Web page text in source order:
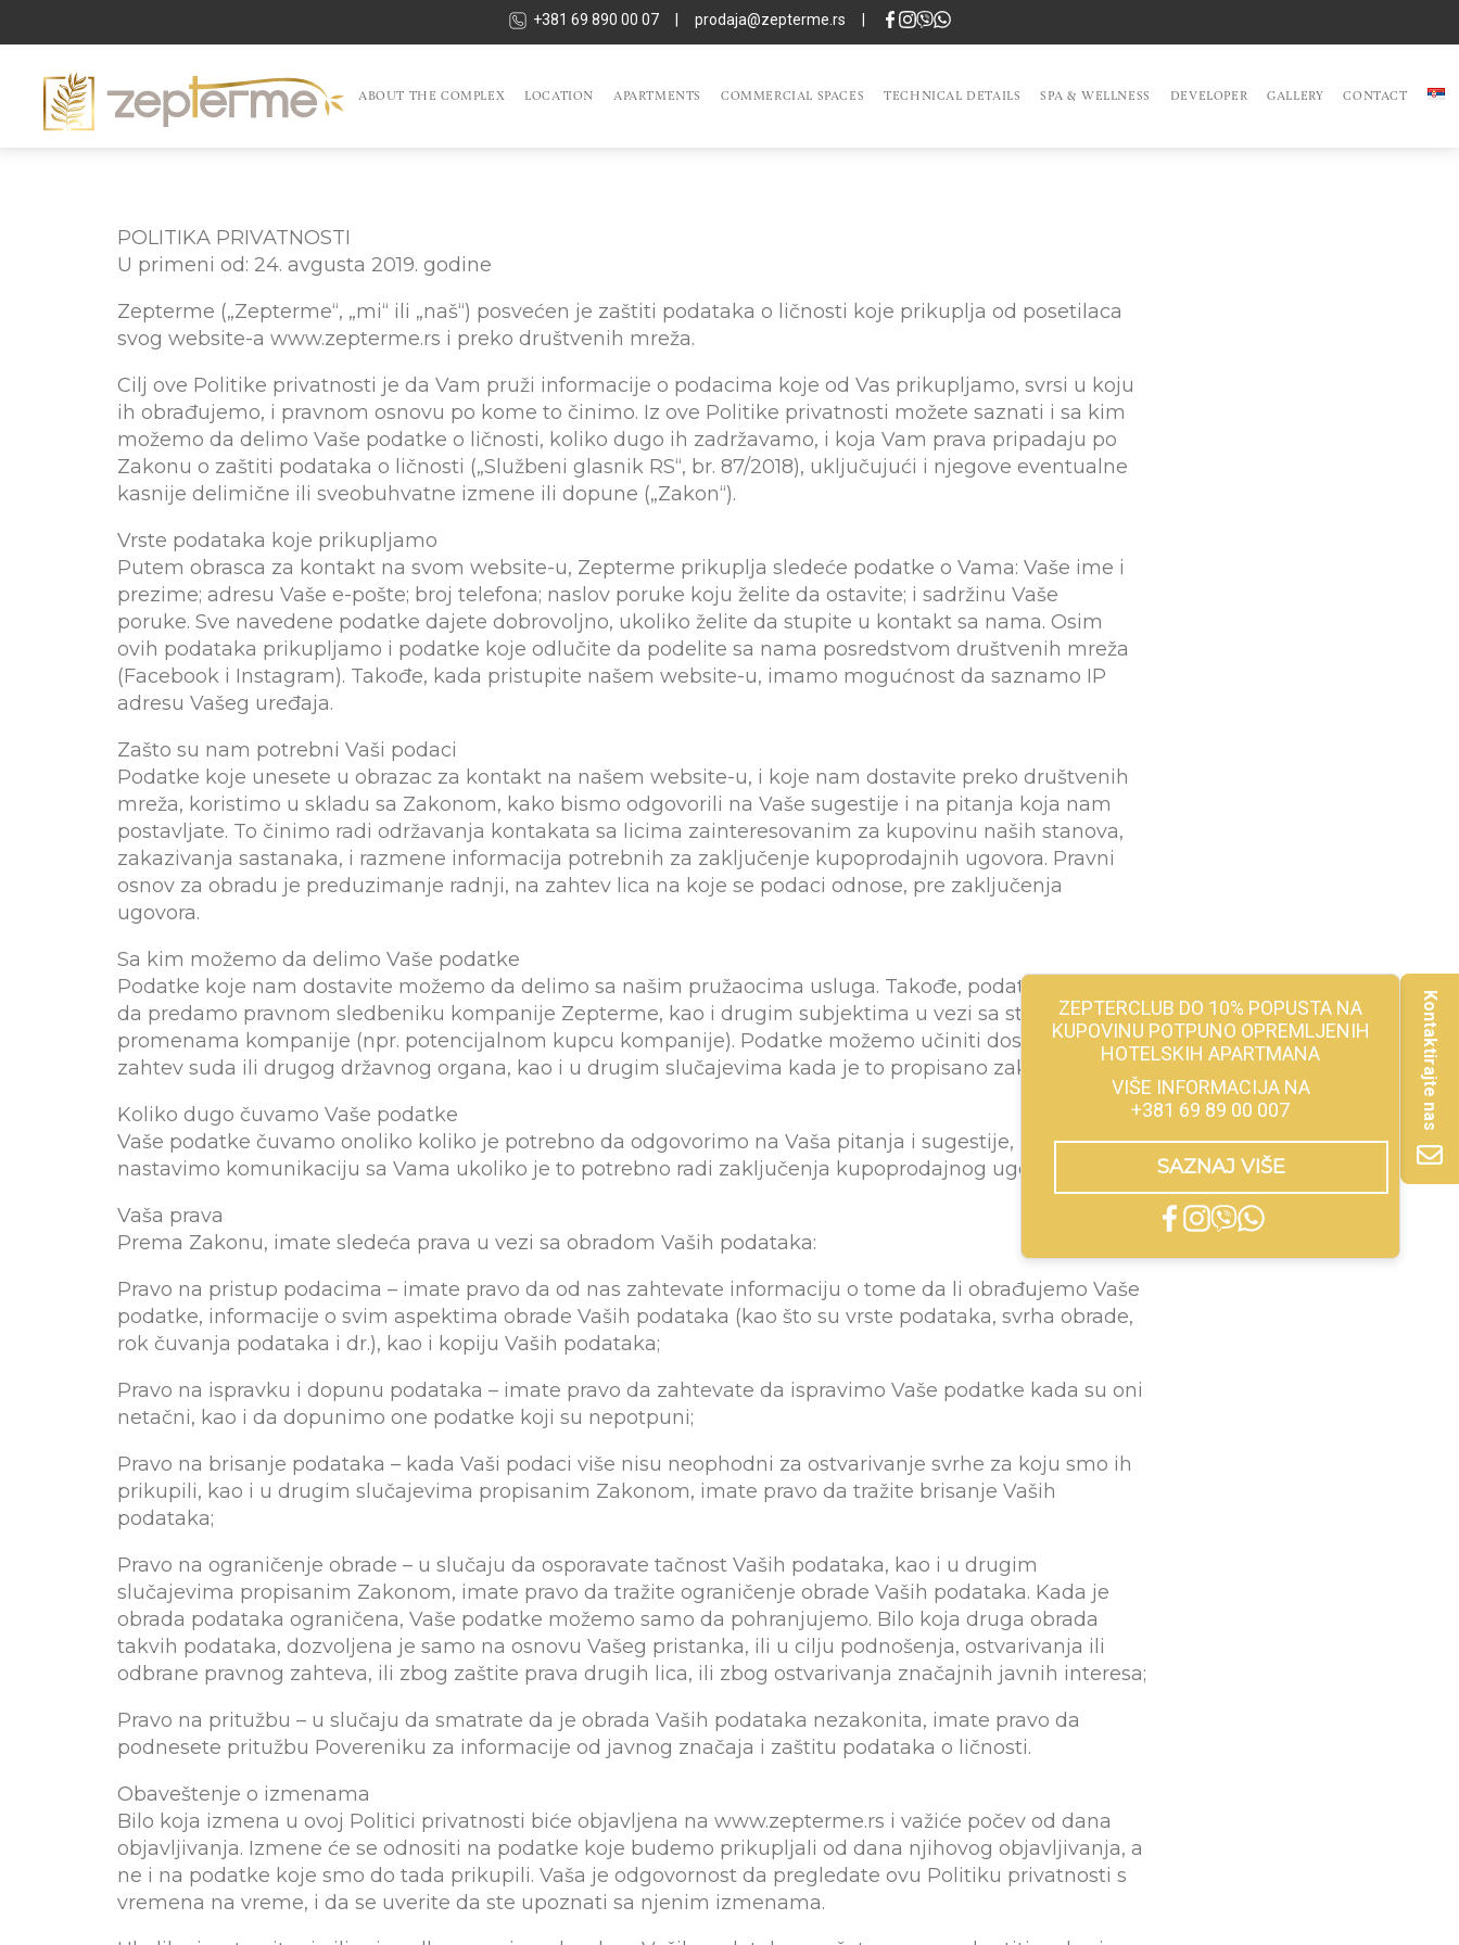
+381 69 890 00 07 prodaja@zepterme.rs
Kontaktirajte nas
ZEPTERCLUB DO 10% POPUSTA NA
KUPOVINU POTPUNO OPREMLJENIH
HOTELSKIH APARTMANA
VIŠE INFORMACIJA NA
+381 69 89 00 007
SAZNAJ VIŠE
ABOUT THE COMPLEX LOCATION APARTMENTS COMMERCIAL SPACES TECHNICAL DETAILS SPA & WELLNESS DEVELOPER GALLERY CONTACT
POLITIKA PRIVATNOSTI
U primeni od: 24. avgusta 2019. godine
Zepterme („Zepterme“, „mi“ ili „naš“) posvećen je zaštiti podataka o ličnosti koje prikuplja od posetilaca
svog website-a www.zepterme.rs i preko društvenih mreža.
Cilj ove Politike privatnosti je da Vam pruži informacije o podacima koje od Vas prikupljamo, svrsi u koju
ih obrađujemo, i pravnom osnovu po kome to činimo. Iz ove Politike privatnosti možete saznati i sa kim
možemo da delimo Vaše podatke o ličnosti, koliko dugo ih zadržavamo, i koja Vam prava pripadaju po
Zakonu o zaštiti podataka o ličnosti („Službeni glasnik RS“, br. 87/2018), uključujući i njegove eventualne
kasnije delimične ili sveobuhvatne izmene ili dopune („Zakon“).
Vrste podataka koje prikupljamo
Putem obrasca za kontakt na svom website-u, Zepterme prikuplja sledeće podatke o Vama: Vaše ime i
prezime; adresu Vaše e-pošte; broj telefona; naslov poruke koju želite da ostavite; i sadržinu Vaše
poruke. Sve navedene podatke dajete dobrovoljno, ukoliko želite da stupite u kontakt sa nama. Osim
ovih podataka prikupljamo i podatke koje odlučite da podelite sa nama posredstvom društvenih mreža
(Facebook i Instagram). Takođe, kada pristupite našem website-u, imamo mogućnost da saznamo IP
adresu Vašeg uređaja.
Zašto su nam potrebni Vaši podaci
Podatke koje unesete u obrazac za kontakt na našem website-u, i koje nam dostavite preko društvenih
mreža, koristimo u skladu sa Zakonom, kako bismo odgovorili na Vaše sugestije i na pitanja koja nam
postavljate. To činimo radi održavanja kontakata sa licima zainteresovanim za kupovinu naših stanova,
zakazivanja sastanaka, i razmene informacija potrebnih za zaključenje kupoprodajnih ugovora. Pravni
osnov za obradu je preduzimanje radnji, na zahtev lica na koje se podaci odnose, pre zaključenja
ugovora.
Sa kim možemo da delimo Vaše podatke
Podatke koje nam dostavite možemo da delimo sa našim pružaocima usluga. Takođe, podatke možemo
da predamo pravnom sledbeniku kompanije Zepterme, kao i drugim subjektima u vezi sa statusnim
promenama kompanije (npr. potencijalnom kupcu kompanije). Podatke možemo učiniti dostupnim na
zahtev suda ili drugog državnog organa, kao i u drugim slučajevima kada je to propisano zakonom.
Koliko dugo čuvamo Vaše podatke
Vaše podatke čuvamo onoliko koliko je potrebno da odgovorimo na Vaša pitanja i sugestije, kao i da
nastavimo komunikaciju sa Vama ukoliko je to potrebno radi zaključenja kupoprodajnog ugovora.
Vaša prava
Prema Zakonu, imate sledeća prava u vezi sa obradom Vaših podataka:
Pravo na pristup podacima – imate pravo da od nas zahtevate informaciju o tome da li obrađujemo Vaše
podatke, informacije o svim aspektima obrade Vaših podataka (kao što su vrste podataka, svrha obrade,
rok čuvanja podataka i dr.), kao i kopiju Vaših podataka;
Pravo na ispravku i dopunu podataka – imate pravo da zahtevate da ispravimo Vaše podatke kada su oni
netačni, kao i da dopunimo one podatke koji su nepotpuni;
Pravo na brisanje podataka – kada Vaši podaci više nisu neophodni za ostvarivanje svrhe za koju smo ih
prikupili, kao i u drugim slučajevima propisanim Zakonom, imate pravo da tražite brisanje Vaših
podataka;
Pravo na ograničenje obrade – u slučaju da osporavate tačnost Vaših podataka, kao i u drugim
slučajevima propisanim Zakonom, imate pravo da tražite ograničenje obrade Vaših podataka. Kada je
obrada podataka ograničena, Vaše podatke možemo samo da pohranjujemo. Bilo koja druga obrada
takvih podataka, dozvoljena je samo na osnovu Vašeg pristanka, ili u cilju podnošenja, ostvarivanja ili
odbrane pravnog zahteva, ili zbog zaštite prava drugih lica, ili zbog ostvarivanja značajnih javnih interesa;
Pravo na pritužbu – u slučaju da smatrate da je obrada Vaših podataka nezakonita, imate pravo da
podnesete pritužbu Povereniku za informacije od javnog značaja i zaštitu podataka o ličnosti.
Obaveštenje o izmenama
Bilo koja izmena u ovoj Politici privatnosti biće objavljena na www.zepterme.rs i važiće počev od dana
objavljivanja. Izmene će se odnositi na podatke koje budemo prikupljali od dana njihovog objavljivanja, a
ne i na podatke koje smo do tada prikupili. Vaša je odgovornost da pregledate ovu Politiku privatnosti s
vremena na vreme, i da se uverite da ste upoznati sa njenim izmenama.